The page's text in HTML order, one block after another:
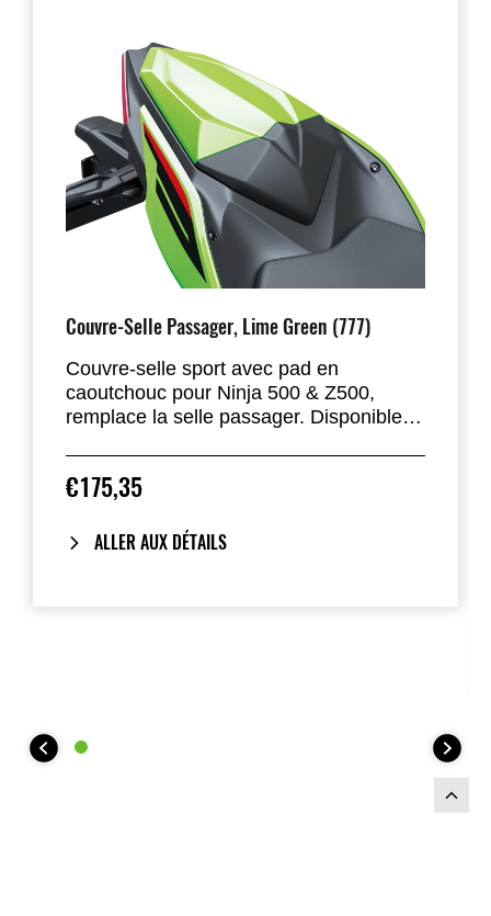
Couvre-Selle Passager, Lime Green (777)
Couvre-selle sport avec pad en
caoutchouc pour Ninja 500 & Z500,
remplace la selle passager. Disponible
€175,35
ALLER AUX DÉTAILS